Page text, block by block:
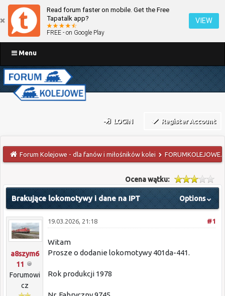
Read forum faster on mobile. Get the Free
Tapatalk app?
FREE - on Google Play
VIEW
Menu
LOGIN Register Account
Forum Kolejowe - dla fanów i miłośników kolei
Ocena wątku:
Options
Brakujące lokomotywy i dane na IPT
a8szym6
11
Forumowi
cz
#1
19.03.2026, 21:18
Witam
Prosze o dodanie lokomotywy 401da-441.
Rok produkcji 1978